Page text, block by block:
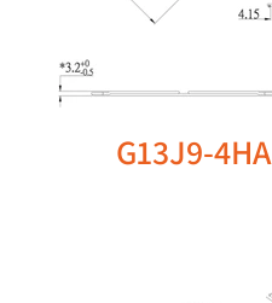
G13J9-4HA